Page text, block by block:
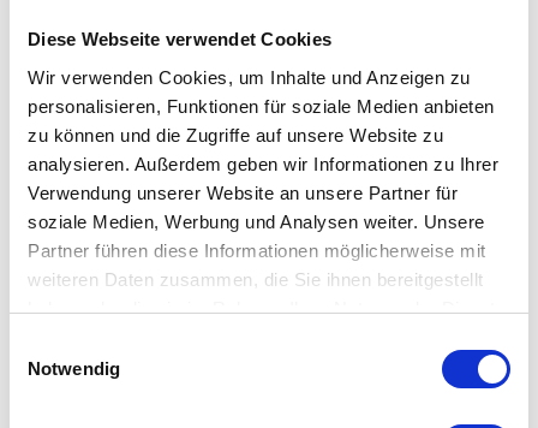
Diese Webseite verwendet Cookies
Wir verwenden Cookies, um Inhalte und Anzeigen zu
personalisieren, Funktionen für soziale Medien anbieten
zu können und die Zugriffe auf unsere Website zu
analysieren. Außerdem geben wir Informationen zu Ihrer
Verwendung unserer Website an unsere Partner für
soziale Medien, Werbung und Analysen weiter. Unsere
Partner führen diese Informationen möglicherweise mit
weiteren Daten zusammen, die Sie ihnen bereitgestellt
haben oder die sie im Rahmen Ihrer Nutzung der Dienste
Datenschutzerklärung
Notwendig
oder hochwertige Waschbereiche.
Besonderheiten
Herznote aus Geranie und Rose